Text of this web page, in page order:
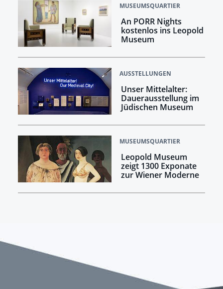
MUSEUMSQUARTIER
An PORR Nights
kostenlos ins Leopold
Museum
AUSSTELLUNGEN
Unser Mittelalter:
Dauerausstellung im
Jüdischen Museum
MUSEUMSQUARTIER
Leopold Museum
zeigt 1300 Exponate
zur Wiener Moderne